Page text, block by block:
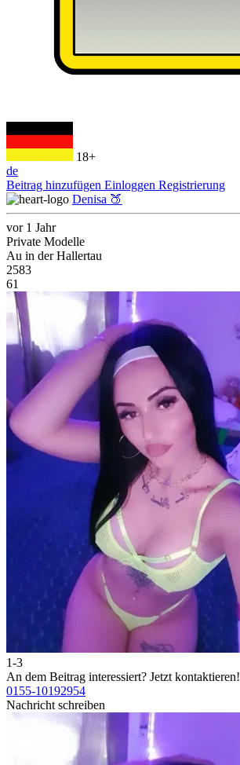
18+
de
Beitrag hinzufügen Einloggen Registrierung
Denisa 🍑
vor 1 Jahr
Private Modelle
Au in der Hallertau
2583
61
1-3
An dem Beitrag interessiert? Jetzt kontaktieren!
0155-10192954
Nachricht schreiben